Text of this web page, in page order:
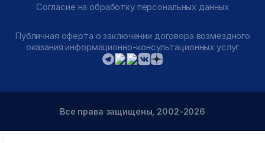
Согласие на обработку персональных данных
Публичная оферта о заключении договора возмездного
оказания информационно-консультационных услуг
Все права защищены, 2002-2026